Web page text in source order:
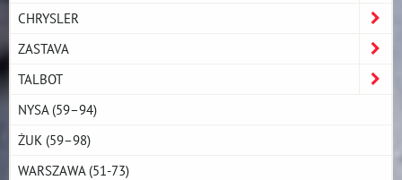
CHRYSLER
ZASTAVA
TALBOT
NYSA (59–94)
ŻUK (59–98)
WARSZAWA (51-73)